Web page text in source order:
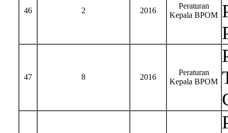
46 2 2016
Peraturan
Kepala BPOM
47 8 2016
Peraturan
Kepala BPOM